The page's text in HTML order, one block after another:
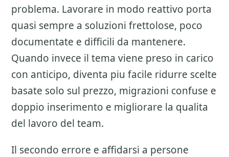
problema. Lavorare in modo reattivo porta
quasi sempre a soluzioni frettolose, poco
documentate e difficili da mantenere.
Quando invece il tema viene preso in carico
con anticipo, diventa piu facile ridurre scelte
basate solo sul prezzo, migrazioni confuse e
doppio inserimento e migliorare la qualita
del lavoro del team.
Il secondo errore e affidarsi a persone